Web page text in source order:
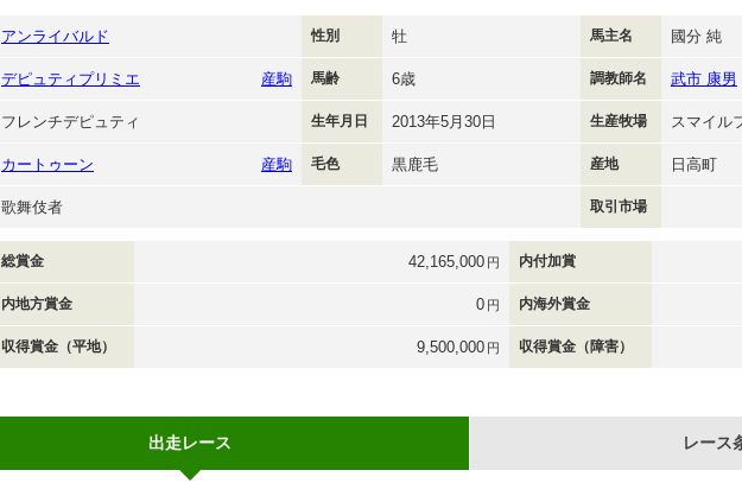
アンライバルド 性別 牡 馬主名 國分 純
デピュティプリミエ 産駒 馬齢 6歳 調教師名 武市 康男
フレンチデピュティ 生年月日 2013年5月30日 生産牧場 スマイル
カートゥーン 産駒 毛色 黒鹿毛 産地 日高町
歌舞伎者 取引市場
総賞金 42,165,000 円 内付加賞
内地方賞金 0 円 内海外賞金
収得賞金（平地） 9,500,000 円 収得賞金（障害）
出走レース レース